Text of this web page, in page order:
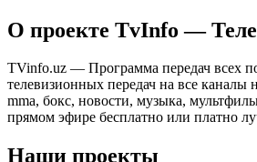
О проекте TvInfo —
TVinfo.uz — Программа передач всех
телевизионных передач на все
mma, бокс, новости, музыка,
прямом эфире бесплатно или платно
Наши проекты